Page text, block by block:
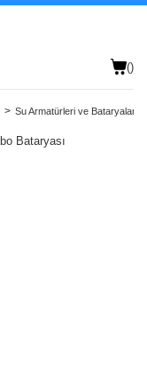
()
Su Armatürleri ve Bataryalar